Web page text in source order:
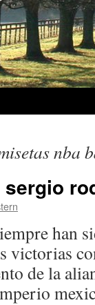
nba
han
victorias
de la